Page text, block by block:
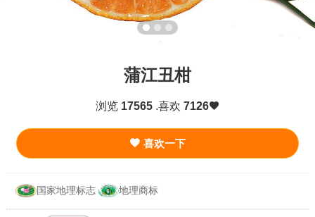
蒲江丑柑
浏览 17565.喜欢 7126
喜欢一下
国家地理标志 地理商标